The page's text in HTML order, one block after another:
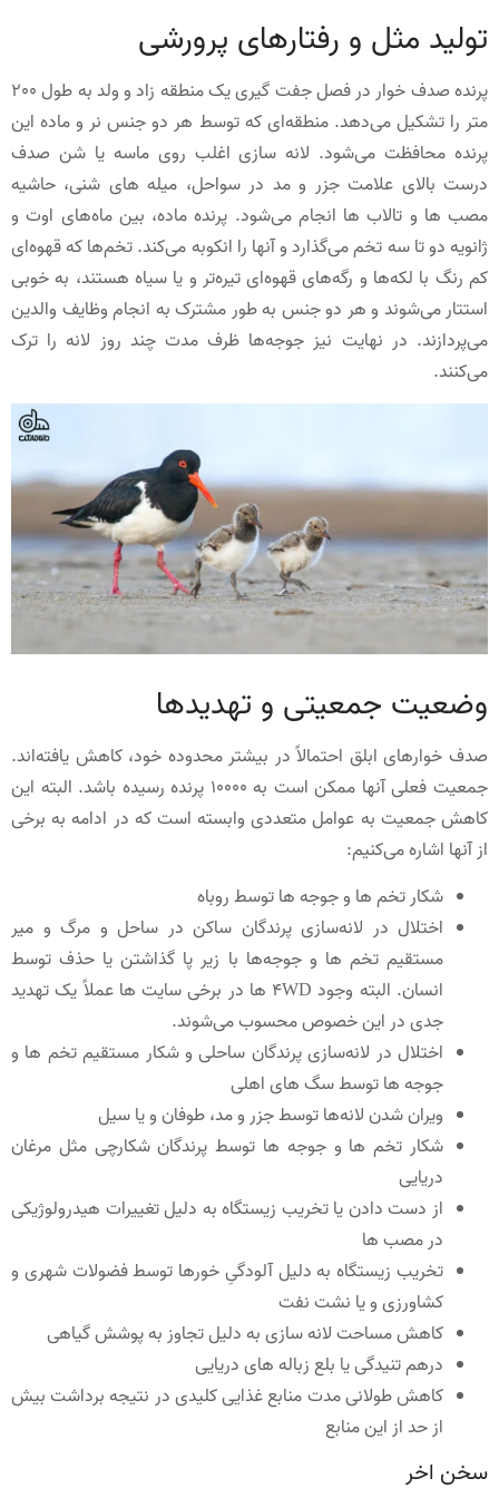
تولید مثل و رفتارهای پرورشی
پرنده صدف خوار در فصل جفت گیری یک منطقه زاد و ولد به طول 200
متر را تشکیل می‌دهد. منطقه‌ای که توسط هر دو جنس نر و ماده این
پرنده محافظت می‌شود. لانه سازی اغلب روی ماسه یا شن صدف
درست بالای علامت جزر و مد در سواحل، میله های شنی، حاشیه
مصب ها و تالاب ها انجام می‌شود. پرنده ماده، بین ماه‌های اوت و
ژانویه دو تا سه تخم می‌گذارد و آنها را انکوبه می‌کند. تخم‌ها که قهوه‌ای
کم رنگ با لکه‌ها و رگه‌های قهوه‌ای تیره‌تر و یا سیاه‌ هستند، به خوبی
استتار می‌شوند و هر دو جنس به طور مشترک به انجام وظایف والدین
می‌پردازند. در نهایت نیز جوجه‌ها ظرف مدت چند روز لانه را ترک
می‌کنند.
وضعیت جمعیتی و تهدیدها
صدف خوارهای ابلق احتمالاً در بیشتر محدوده خود، کاهش یافته‌اند.
جمعیت فعلی آنها ممکن است به 10000 پرنده رسیده باشد. البته این
کاهش جمعیت به عوامل متعددی وابسته است که در ادامه به برخی
از آنها اشاره می‌کنیم:
شکار تخم ها و جوجه ها توسط روباه
اختلال در لانه‌سازی پرندگان ساکن در ساحل و مرگ و میر
مستقیم تخم ها و جوجه‌ها با زیر پا گذاشتن یا حذف توسط
انسان. البته وجود 4WD ها در برخی سایت ها عملاً یک تهدید
جدی در این خصوص محسوب می‌شوند.
اختلال در لانه‌سازی پرندگان ساحلی و شکار مستقیم تخم ها و
جوجه ها توسط سگ های اهلی
ویران شدن لانه‌ها توسط جزر و مد، طوفان و یا سیل
شکار تخم ها و جوجه ها توسط پرندگان شکارچی مثل مرغان
دریایی
از دست دادن یا تخریب زیستگاه به دلیل تغییرات هیدرولوژیکی
در مصب ها
تخریب زیستگاه به دلیل آلودگیِ خورها توسط فضولات شهری و
کشاورزی و یا نشت نفت
کاهش مساحت لانه سازی به دلیل تجاوز به پوشش گیاهی
درهم تنیدگی یا بلع زباله های دریایی
کاهش طولانی مدت منابع غذایی کلیدی در نتیجه برداشت بیش
از حد از این منابع
سخن اخر